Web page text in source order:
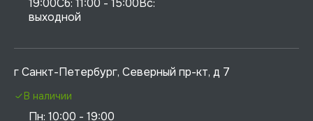
19:00Сб: 11:00 - 15:00Вс:
выходной
г Санкт-Петербург, Северный пр-кт, д 7
Пн: 10:00 - 19:00
В наличии